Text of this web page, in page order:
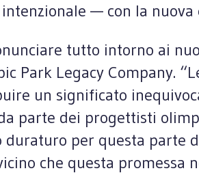
— con la nuova
tutto intorno ai
Park Legacy Company.
un significato
parte dei progettisti
per questa parte
che questa